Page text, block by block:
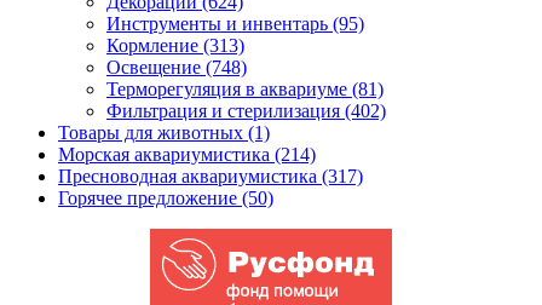
Инструменты и инвентарь (95)
Кормление (313)
Освещение (748)
Терморегуляция в аквариуме (81)
Фильтрация и стерилизация (402)
Товары для животных (1)
Морская аквариумистика (214)
Пресноводная аквариумистика (317)
Горячее предложение (50)